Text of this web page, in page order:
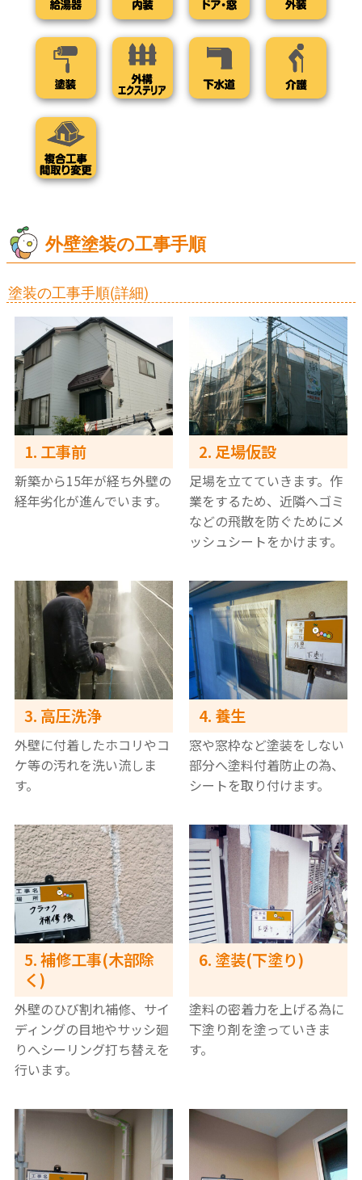
外壁塗装の工事手順
塗装の工事手順(詳細)
1. 工事前
新築から15年が経ち外壁の
経年劣化が進んでいます。
2. 足場仮設
足場を立てていきます。作
業をするため、近隣へゴミ
などの飛散を防ぐためにメ
ッシュシートをかけます。
3. 高圧洗浄
外壁に付着したホコリやコ
ケ等の汚れを洗い流しま
す。
4. 養生
窓や窓枠など塗装をしない
部分へ塗料付着防止の為、
シートを取り付けます。
5. 補修工事(木部除
く)
外壁のひび割れ補修、サイ
ディングの目地やサッシ廻
りへシーリング打ち替えを
行います。
6. 塗装(下塗り)
塗料の密着力を上げる為に
下塗り剤を塗っていきま
す。